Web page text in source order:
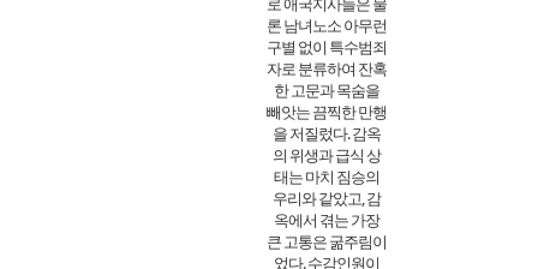
론 남녀노소 아무런
구별 없이 특수범죄
자로 분류하여 잔혹
한 고문과 목숨을
빼앗는 끔찍한 만행
을 저질렀다. 감옥
의 위생과 급식 상
태는 마치 짐승의
우리와 같았고, 감
옥에서 겪는 가장
큰 고통은 굶주림이
었다. 수감인원이